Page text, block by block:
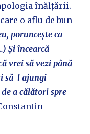
înălțării.
o aflu de bun
poruncește ca
Și încearcă
vrei să vezi până
să-l ajungi
a călători spre